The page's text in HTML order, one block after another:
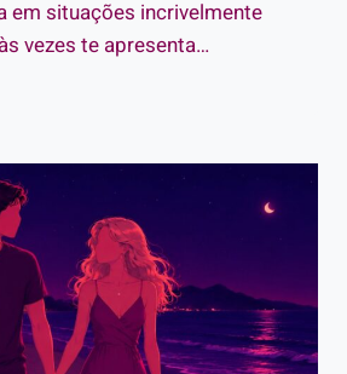
em situações incrivelmente
vezes te apresenta…